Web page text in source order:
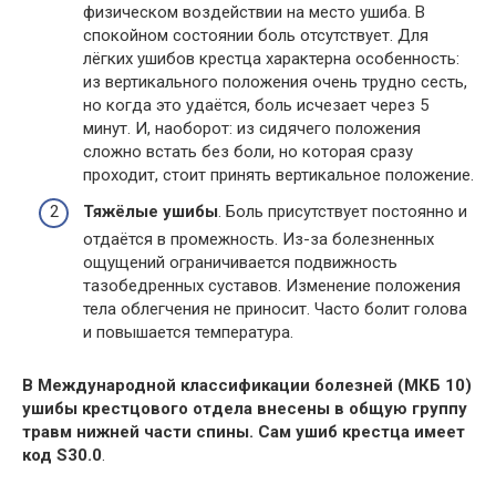
физическом воздействии на место ушиба. В
спокойном состоянии боль отсутствует. Для
лёгких ушибов крестца характерна особенность:
из вертикального положения очень трудно сесть,
но когда это удаётся, боль исчезает через 5
минут. И, наоборот: из сидячего положения
сложно встать без боли, но которая сразу
проходит, стоит принять вертикальное положение.
Тяжёлые ушибы. Боль присутствует постоянно и
отдаётся в промежность. Из-за болезненных
ощущений ограничивается подвижность
тазобедренных суставов. Изменение положения
тела облегчения не приносит. Часто болит голова
и повышается температура.
В Международной классификации болезней (МКБ 10)
ушибы крестцового отдела внесены в общую группу
травм нижней части спины. Сам ушиб крестца имеет
код S30.0.